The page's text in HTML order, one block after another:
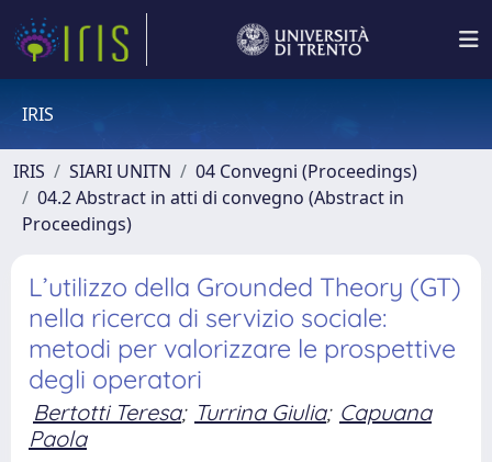
IRIS
IRIS SIARI UNITN
04 Convegni (Proceedings)
04.2 Abstract in atti di convegno (Abstract in
Proceedings)
L’utilizzo della Grounded Theory (GT)
nella ricerca di servizio sociale:
metodi per valorizzare le prospettive
degli operatori
Bertotti Teresa; Turrina Giulia; Capuana
Paola